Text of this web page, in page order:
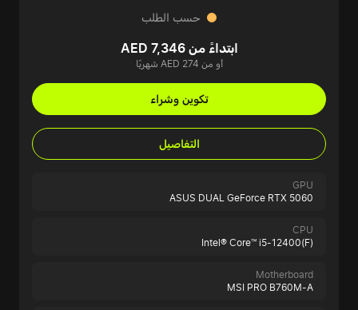
حسب الطلب
ابتداءً من AED 7,346
أو من AED 274 شهريًا
تكوين وشراء
التفاصيل
GPU
ASUS DUAL GeForce RTX 5060
CPU
Intel® Core™ i5-12400(F)
Motherboard
MSI PRO B760M-A